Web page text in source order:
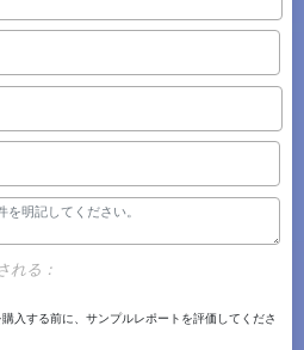
れる：
入する前に、サンプルレポートを評価してくださ